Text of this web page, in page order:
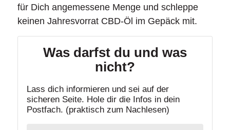
für Dich angemessene Menge und schleppe
keinen Jahresvorrat CBD-Öl im Gepäck mit.
Was darfst du und was
nicht?
Lass dich informieren und sei auf der
sicheren Seite. Hole dir die Infos in dein
Postfach. (praktisch zum Nachlesen)